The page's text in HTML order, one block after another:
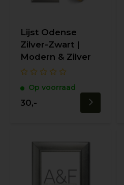
Lijst Odense
Zilver-Zwart |
Modern & Zilver
Op voorraad
30,-